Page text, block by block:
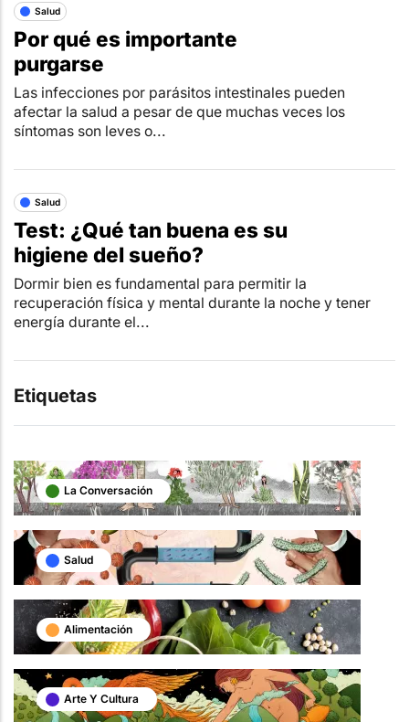
Salud
Por qué es importante
purgarse
Las infecciones por parásitos intestinales pueden
afectar la salud a pesar de que muchas veces los
síntomas son leves o...
Salud
Test: ¿Qué tan buena es su
higiene del sueño?
Dormir bien es fundamental para permitir la
recuperación física y mental durante la noche y tener
energía durante el...
Etiquetas
La Conversación
Salud
Alimentación
Arte Y Cultura